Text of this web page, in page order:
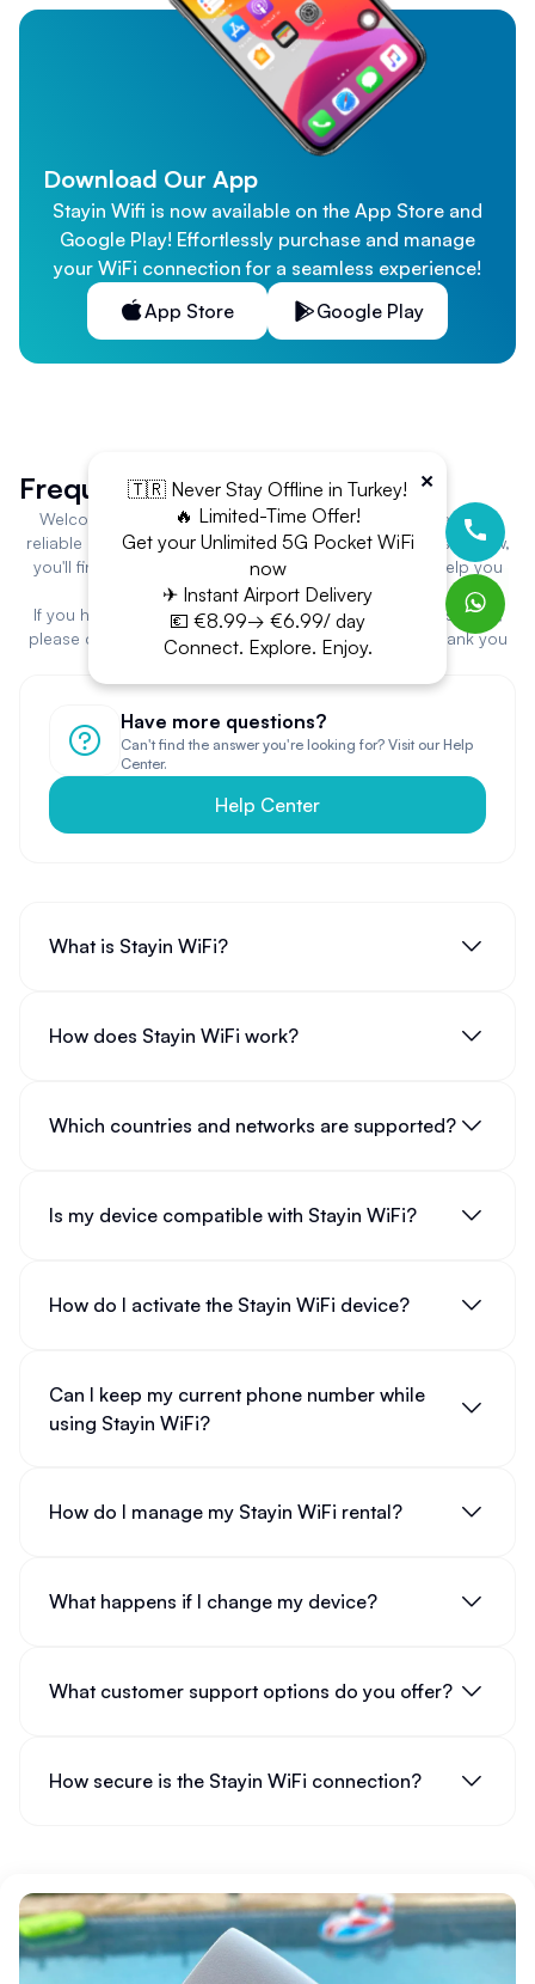
Download Our App
Stayin Wifi is now available on the App Store and
Google Play! Effortlessly purchase and manage
your WiFi connection for a seamless experience!
App Store
Google Play
Frequently Asked Questions
Welcome to Stayin WiFi! You've come to the right place for
reliable and user-friendly portable WiFi rental solutions. Below,
you'll find answers to frequently asked questions to help you
get the most out of our platform and services.
If you have additional questions or need specific assistance,
please don't hesitate to contact our support team. Thank you
for choosing Stayin WiFi!
Have more questions?
Can't find the answer you're looking for? Visit our Help
Center.
Help Center
What is Stayin WiFi?
How does Stayin WiFi work?
Which countries and networks are supported?
Is my device compatible with Stayin WiFi?
How do I activate the Stayin WiFi device?
Can I keep my current phone number while
using Stayin WiFi?
How do I manage my Stayin WiFi rental?
What happens if I change my device?
What customer support options do you offer?
How secure is the Stayin WiFi connection?
×
🇹🇷 Never Stay Offline in Turkey!
🔥 Limited-Time Offer!
Get your Unlimited 5G Pocket WiFi
now
✈ Instant Airport Delivery
💶 €8.99→ €6.99/ day
Connect. Explore. Enjoy.